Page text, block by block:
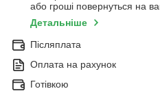
або гроші повернуться на
Детальніше
Післяплата
Оплата на рахунок
Готівкою